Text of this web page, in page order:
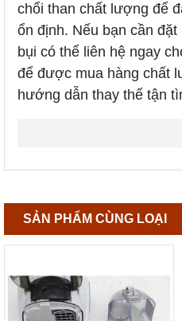
chổi than chất lượng để
ổn định. Nếu bạn cần
bụi có thể liên hệ ngay
để được mua hàng chất
hướng dẫn thay thế tận
SẢN PHẨM CÙNG LOẠI